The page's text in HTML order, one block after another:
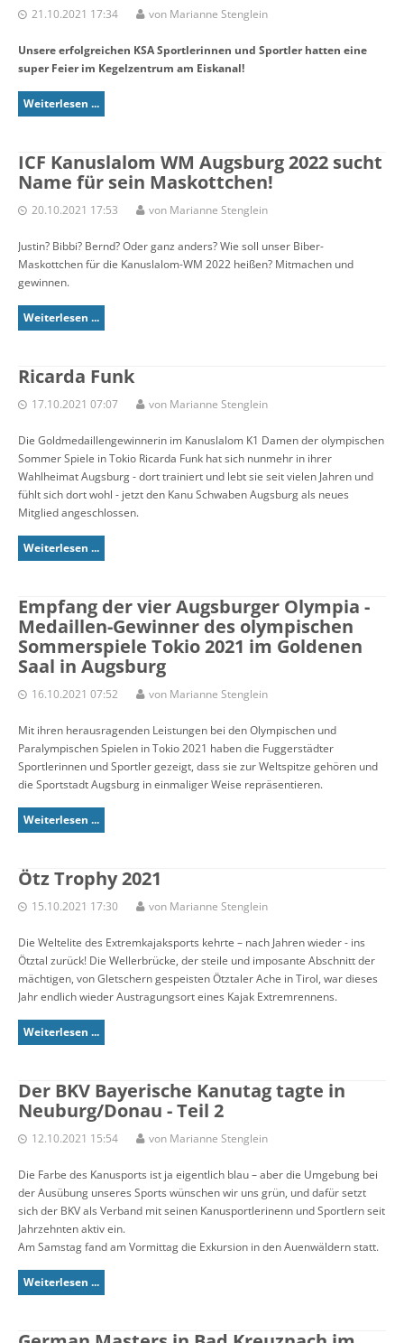
21.10.2021 17:34 von Marianne Stenglein
Unsere erfolgreichen KSA Sportlerinnen und Sportler hatten eine
super Feier im Kegelzentrum am Eiskanal!
Weiterlesen ...
ICF Kanuslalom WM Augsburg 2022 sucht
Name für sein Maskottchen!
20.10.2021 17:53 von Marianne Stenglein
Justin? Bibbi? Bernd? Oder ganz anders? Wie soll unser Biber-
Maskottchen für die Kanuslalom-WM 2022 heißen? Mitmachen und
gewinnen.
Weiterlesen ...
Ricarda Funk
17.10.2021 07:07 von Marianne Stenglein
Die Goldmedaillengewinnerin im Kanuslalom K1 Damen der olympischen
Sommer Spiele in Tokio Ricarda Funk hat sich nunmehr in ihrer
Wahlheimat Augsburg - dort trainiert und lebt sie seit vielen Jahren und
fühlt sich dort wohl - jetzt den Kanu Schwaben Augsburg als neues
Mitglied angeschlossen.
Weiterlesen ...
Empfang der vier Augsburger Olympia -
Medaillen-Gewinner des olympischen
Sommerspiele Tokio 2021 im Goldenen
Saal in Augsburg
16.10.2021 07:52 von Marianne Stenglein
Mit ihren herausragenden Leistungen bei den Olympischen und
Paralympischen Spielen in Tokio 2021 haben die Fuggerstädter
Sportlerinnen und Sportler gezeigt, dass sie zur Weltspitze gehören und
die Sportstadt Augsburg in einmaliger Weise repräsentieren.
Weiterlesen ...
Ötz Trophy 2021
15.10.2021 17:30 von Marianne Stenglein
Die Weltelite des Extremkajaksports kehrte – nach Jahren wieder - ins
Ötztal zurück! Die Wellerbrücke, der steile und imposante Abschnitt der
mächtigen, von Gletschern gespeisten Ötztaler Ache in Tirol, war dieses
Jahr endlich wieder Austragungsort eines Kajak Extremrennens.
Weiterlesen ...
Der BKV Bayerische Kanutag tagte in
Neuburg/Donau - Teil 2
12.10.2021 15:54 von Marianne Stenglein
Die Farbe des Kanusports ist ja eigentlich blau – aber die Umgebung bei
der Ausübung unseres Sports wünschen wir uns grün, und dafür setzt
sich der BKV als Verband mit seinen Kanusportlerinenn und Sportlern seit
Jahrzehnten aktiv ein.
Am Samstag fand am Vormittag die Exkursion in den Auenwäldern statt.
Weiterlesen ...